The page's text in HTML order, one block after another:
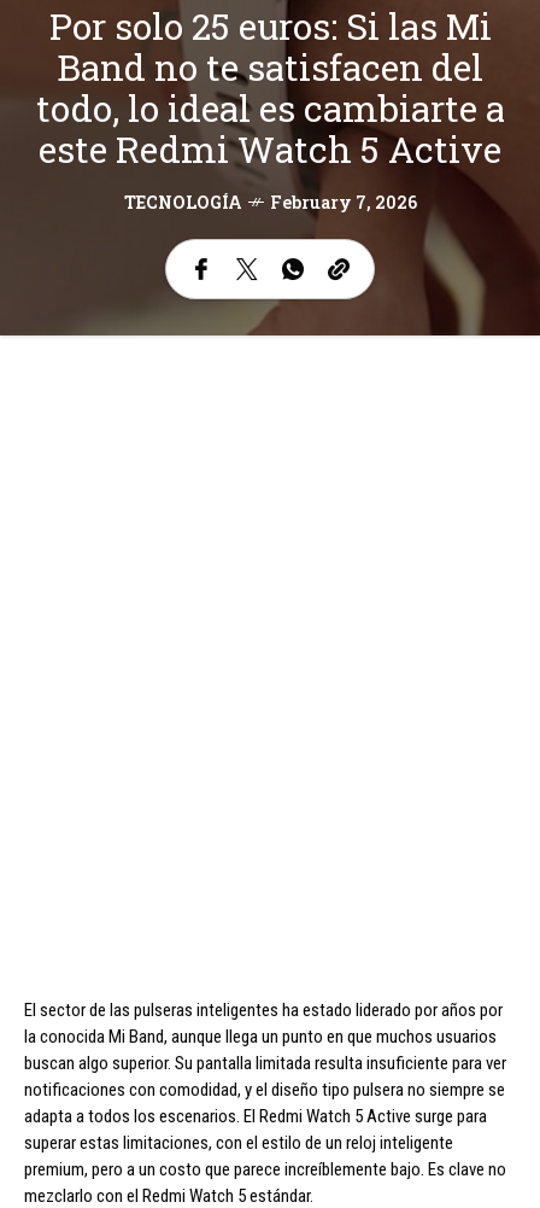
Por solo 25 euros: Si las Mi
Band no te satisfacen del
todo, lo ideal es cambiarte a
este Redmi Watch 5 Active
TECNOLOGÍA February 7, 2026
El sector de las pulseras inteligentes ha estado liderado por años por
la conocida Mi Band, aunque llega un punto en que muchos usuarios
buscan algo superior. Su pantalla limitada resulta insuficiente para ver
notificaciones con comodidad, y el diseño tipo pulsera no siempre se
adapta a todos los escenarios. El Redmi Watch 5 Active surge para
superar estas limitaciones, con el estilo de un reloj inteligente
premium, pero a un costo que parece increíblemente bajo. Es clave no
mezclarlo con el Redmi Watch 5 estándar.